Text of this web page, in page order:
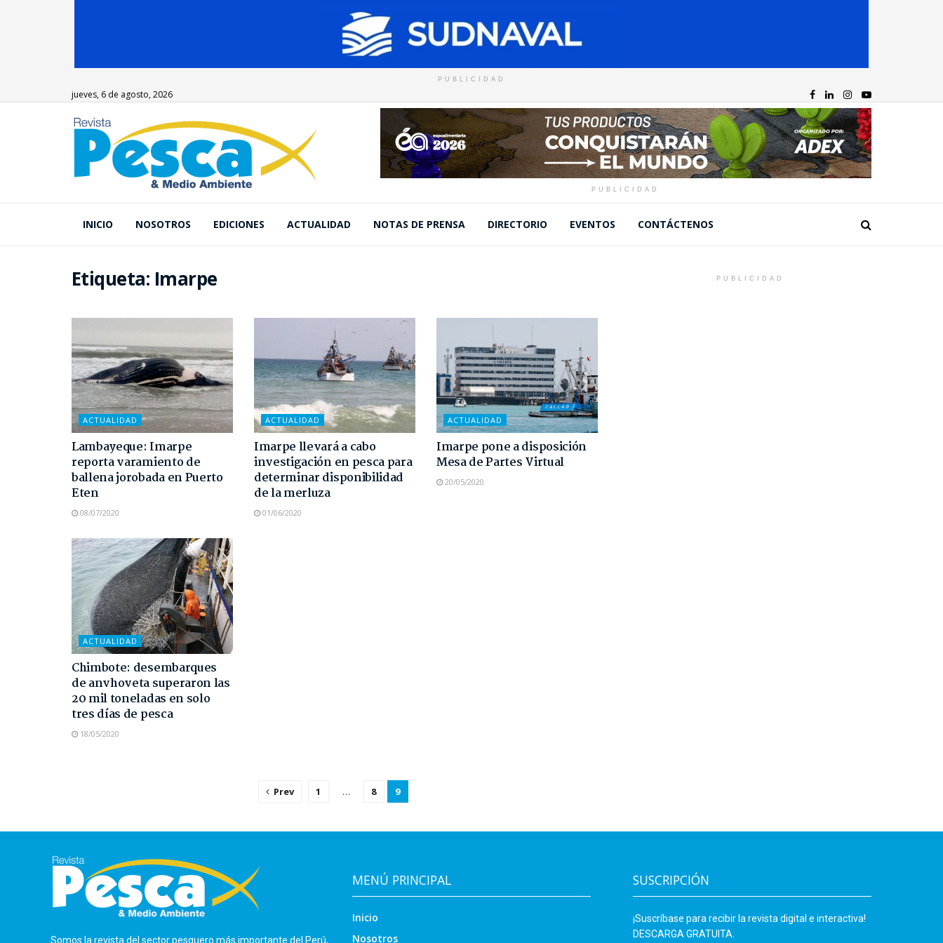
PUBLICIDAD
jueves, 6 de agosto, 2026
PUBLICIDAD
INICIO NOSOTROS EDICIONES ACTUALIDAD NOTAS DE PRENSA DIRECTORIO EVENTOS CONTÁCTENOS
Etiqueta: Imarpe
ACTUALIDAD
Lambayeque: Imarpe
reporta varamiento de
ballena jorobada en Puerto
Eten
08/07/2020
ACTUALIDAD
Imarpe llevará a cabo
investigación en pesca para
determinar disponibilidad
de la merluza
01/06/2020
ACTUALIDAD
Imarpe pone a disposición
Mesa de Partes Virtual
20/05/2020
ACTUALIDAD
Chimbote: desembarques
de anvhoveta superaron las
20 mil toneladas en solo
tres días de pesca
18/05/2020
Prev 1 … 8 9
PUBLICIDAD
Somos la revista del sector pesquero más importante del Perú,
MENÚ PRINCIPAL
Inicio
Nosotros
SUSCRIPCIÓN
¡Suscríbase para recibir la revista digital e interactiva!
DESCARGA GRATUITA.